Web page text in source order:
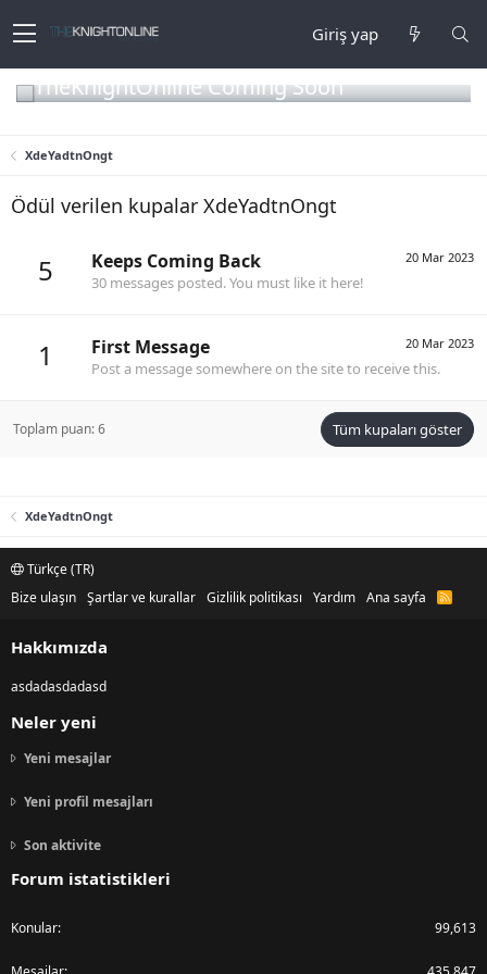
Giriş yap
TheKnightOnline Coming Soon
XdeYadtnOngt
Ödül verilen kupalar XdeYadtnOngt
5 20 Mar 2023
Keeps Coming Back
30 messages posted. You must like it here!
1 20 Mar 2023
First Message
Post a message somewhere on the site to receive this.
Toplam puan: 6 Tüm kupaları göster
XdeYadtnOngt
Türkçe (TR)
Bize ulaşın Şartlar ve kurallar Gizlilik politikası Yardım Ana sayfa
R
Hakkımızda
asdadasdadasd
Neler yeni
Yeni mesajlar
Yeni profil mesajları
Son aktivite
Forum istatistikleri
Konular 99,613